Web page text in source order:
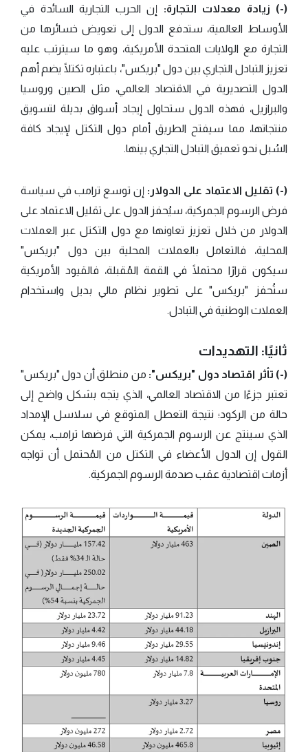
(-) زيادة معدلات التجارة: إن الحرب التجارية السائدة في
الأوساط العالمية، ستدفع الدول إلى تعويض خسائرها من
التجارة مع الولايات المتحدة الأمريكية، وهو ما سيترتب عليه
تعزيز التبادل التجاري بين دول "بريكس"، باعتباره تكتلًا يضم أهم
الدول التصديرية في الاقتصاد العالمي، مثل الصين وروسيا
والبرازيل، فهذه الدول ستحاول إيجاد أسواق بديلة لتسويق
منتجاتها، مما سيفتح الطريق أمام دول التكتل لإيجاد كافة
السُبل نحو تعميق التبادل التجاري بينها.
(-) تقليل الاعتماد على الدولار: إن توسع ترامب في سياسة
فرض الرسوم الجمركية، سيُحفز الدول على تقليل الاعتماد على
الدولار من خلال تعزيز تعاونها مع دول التكتل عبر العملات
المحلية، فالتعامل بالعملات المحلية بين دول "بريكس"
سيكون قرارًا محتملًا في القمة المُقبلة، فالقيود الأمريكية
ستُحفز "بريكس" على تطوير نظام مالي بديل واستخدام
العملات الوطنية في التبادل.
ثانيًا: التهديدات
(-) تأثر اقتصاد دول "بريكس": من منطلق أن دول "بريكس"
تعتبر جزءًا من الاقتصاد العالمي، الذي يتجه بشكل واضح إلى
حالة من الركود؛ نتيجة التعطل المتوقع في سلاسل الإمداد
الذي سينتج عن الرسوم الجمركية التي فرضها ترامب، يمكن
القول إن الدول الأعضاء في التكتل من المُحتمل أن تواجه
أزمات اقتصادية عقب صدمة الرسوم الجمركية.